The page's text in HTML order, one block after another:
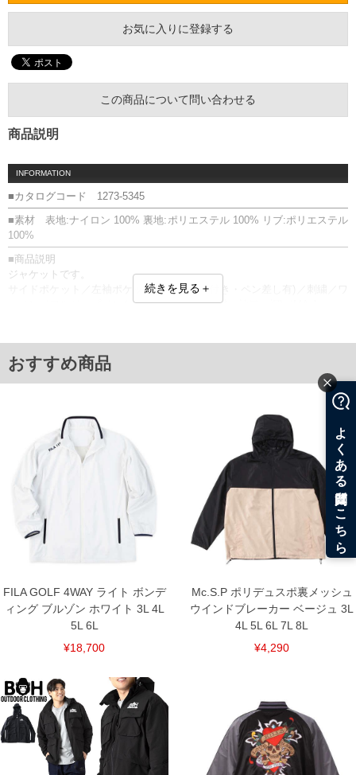
お気に入りに登録する
この商品について問い合わせる
商品説明
INFORMATION
■カタログコード 1273-5345
■素材 表地:ナイロン 100% 裏地:ポリエステル 100% リブ:ポリエステル
100%
■商品説明
ジャケットです。
サイドポケット／左袖ポケット(ファスナー付き・ペン差し有)／刺繍／ワ
ッペン／フルジップ／スタンドカラー／リブ(襟・袖口・裾)／MA-1
サイズ/バスト/総丈/裾周り/肩幅/袖丈
3L/146/76/120/58/66
4L/156/78/130/60/67
8L/196/86/170/68/71
※【返品交換について】
返品交換希望の方は、商品到着後1週間以内にご連絡ください。
下着(肌着)やワイシャツは商品の性質上、返品交換不可とさせて頂いております。予め
ご了承くださいませ。
※【ボトムの裾上げをご希望の場合】
裾上げ料金は500円+税となります。
備考欄に股下●cmとご記入下さい。（裾上げ無料対象商品は1本につき税込6,000円以
上の品が対象。1本5,999円以下の商品は有料（500円+税）となります。）
一部、お直しに対応出来ない商品がございます。(例：裾にファスナーや調節ひもが付
いている、極端なデザインが施されている等)
※商品によって若干のサイズの誤差がございます。また、お客様がご使用の環境（コ
舗からのお取り寄せ等により、お客様にご迷惑をお掛けしてしまう場合がございま
す。そのようなことがない様最大限に努めておりますが、もしあった場合速やかにご
連絡させて頂きますので予めご了承ください。
DETAIL
続きを見る＋
おすすめ商品
FILA GOLF 4WAY ライト ボンデ
ィング ブルゾン ホワイト 3L 4L
5L 6L
¥18,700
Mc.S.P ポリデュスポ裏メッシュ
ウインドブレーカー ベージュ 3L
4L 5L 6L 7L 8L
¥4,290